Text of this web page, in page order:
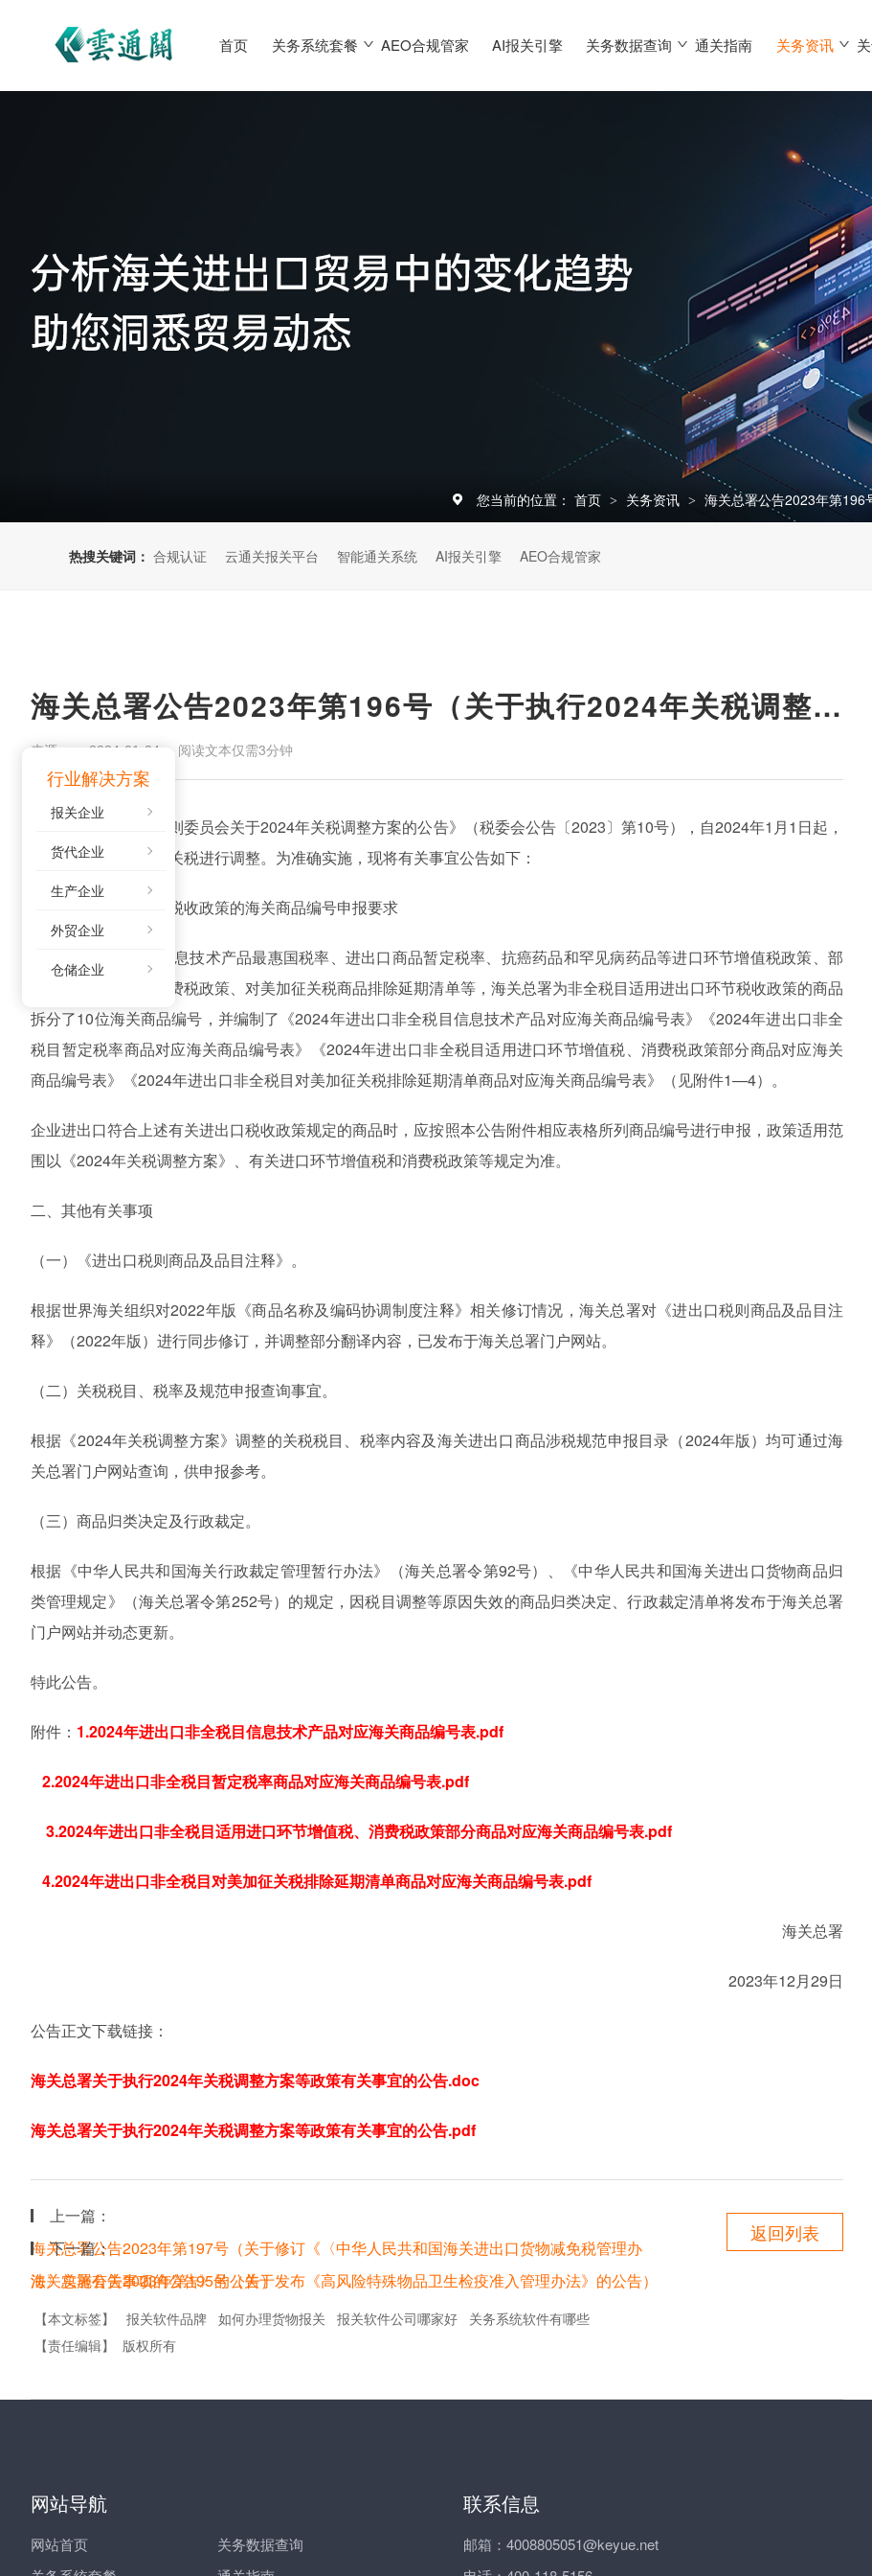
首页 关务系统套餐 AEO合规管家 AI报关引擎 关务数据查询 通关指南 关务资讯
行业解决方案
报关企业
货代企业
生产企业
外贸企业
仓储企业
您当前的位置： 首页 > 关务资讯 > 海关总署公告2023年第196
热搜关键词： 合规认证 云通关报关平台 智能通关系统 AI报关引擎 AEO合规管家
海关总署公告2023年第196号（关于执行2024年关税调整方案等政策有关事宜的公告）
来源： 2024-01-04 阅读文本仅需3分钟
根据《国务院关税税则委员会关于2024年关税调整方案的公告》（税委会公告〔2023〕第10号），自2024年1月1日起，
对部分商品的进出口关税进行调整。为准确实施，现将有关事宜公告如下：
一、涉及有关进出口税收政策的海关商品编号申报要求
为有效实施2024年信息技术产品最惠国税率、进出口商品暂定税率、抗癌药品和罕见病药品等进口环节增值税政策、部
分油品等进口环节消费税政策、对美加征关税商品排除延期清单等，海关总署为非全税目适用进出口环节税收政策的商品
拆分了10位海关商品编号，并编制了《2024年进出口非全税目信息技术产品对应海关商品编号表》《2024年进出口非全
税目暂定税率商品对应海关商品编号表》《2024年进出口非全税目适用进口环节增值税、消费税政策部分商品对应海关
商品编号表》《2024年进出口非全税目对美加征关税排除延期清单商品对应海关商品编号表》（见附件1—4）。
企业进出口符合上述有关进出口税收政策规定的商品时，应按照本公告附件相应表格所列商品编号进行申报，政策适用范
围以《2024年关税调整方案》、有关进口环节增值税和消费税政策等规定为准。
二、其他有关事项
（一）《进出口税则商品及品目注释》。
根据世界海关组织对2022年版《商品名称及编码协调制度注释》相关修订情况，海关总署对《进出口税则商品及品目注
释》（2022年版）进行同步修订，并调整部分翻译内容，已发布于海关总署门户网站。
（二）关税税目、税率及规范申报查询事宜。
根据《2024年关税调整方案》调整的关税税目、税率内容及海关进出口商品涉税规范申报目录（2024年版）均可通过海
关总署门户网站查询，供申报参考。
（三）商品归类决定及行政裁定。
根据《中华人民共和国海关行政裁定管理暂行办法》（海关总署令第92号）、《中华人民共和国海关进出口货物商品归
类管理规定》（海关总署令第252号）的规定，因税目调整等原因失效的商品归类决定、行政裁定清单将发布于海关总署
门户网站并动态更新。
特此公告。
附件： 1.2024年进出口非全税目信息技术产品对应海关商品编号表.pdf
2.2024年进出口非全税目暂定税率商品对应海关商品编号表.pdf
3.2024年进出口非全税目适用进口环节增值税、消费税政策部分商品对应海关商品编号表.pdf
4.2024年进出口非全税目对美加征关税排除延期清单商品对应海关商品编号表.pdf
海关总署
2023年12月29日
公告正文下载链接：
海关总署关于执行2024年关税调整方案等政策有关事宜的公告.doc
海关总署关于执行2024年关税调整方案等政策有关事宜的公告.pdf
上一篇：
海关总署公告2023年第197号（关于修订《〈中华人民共和国海关进出口货物减免税管理办
法〉实施有关事项的公告》的公告）
下一篇：
海关总署公告2023年第195号（关于发布《高风险特殊物品卫生检疫准入管理办法》的公告）
返回列表
【本文标签】 报关软件品牌 如何办理货物报关 报关软件公司哪家好
关务系统软件有哪些
【责任编辑】
版权所有
网站导航
网站首页
关务数据查询
联系信息
邮箱：4008805051@keyue.net